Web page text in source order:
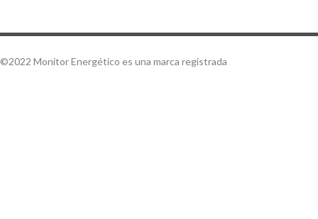
©2022 Monitor Energético es una marca registrada